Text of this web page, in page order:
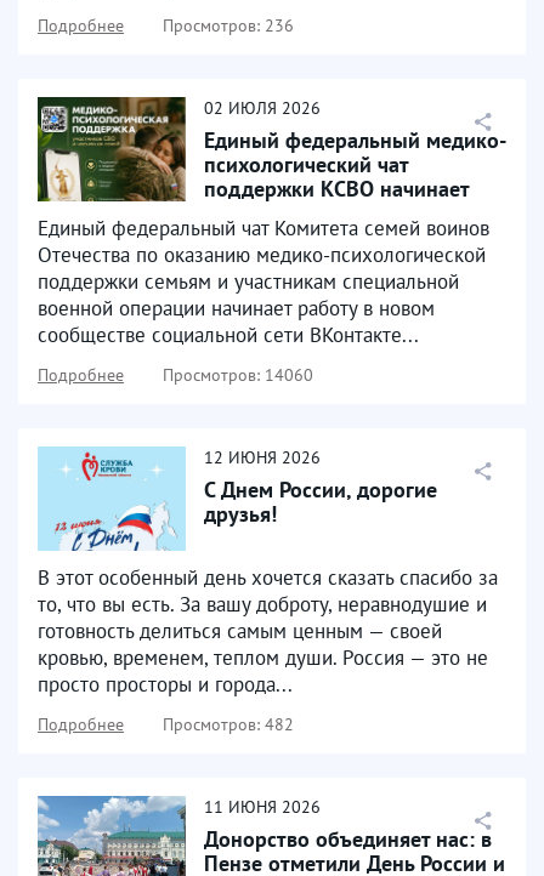
Подробнее Просмотров: 236
02 ИЮЛЯ 2026
Единый федеральный медико-
психологический чат
поддержки КСВО начинает
Единый федеральный чат Комитета семей воинов
Отечества по оказанию медико-психологической
поддержки семьям и участникам специальной
военной операции начинает работу в новом
сообществе социальной сети ВКонтакте...
Подробнее Просмотров: 14060
12 ИЮНЯ 2026
С Днем России, дорогие
друзья!
В этот особенный день хочется сказать спасибо за
то, что вы есть. За вашу доброту, неравнодушие и
готовность делиться самым ценным — своей
кровью, временем, теплом души. Россия — это не
просто просторы и города...
Подробнее Просмотров: 482
11 ИЮНЯ 2026
Донорство объединяет нас: в
Пензе отметили День России и